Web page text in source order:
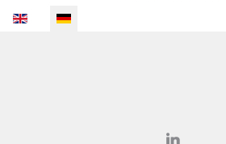
Sprache auswählen